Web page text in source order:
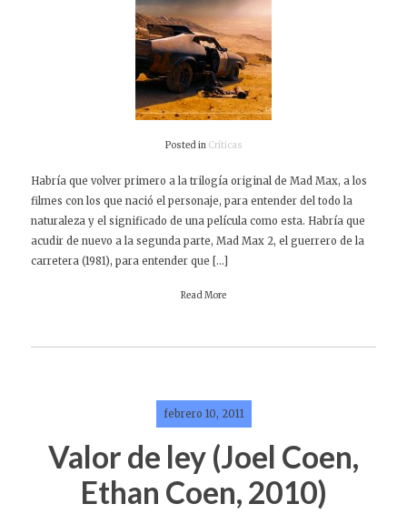
Posted in Críticas
Habría que volver primero a la trilogía original de Mad Max, a los
filmes con los que nació el personaje, para entender del todo la
naturaleza y el significado de una película como esta. Habría que
acudir de nuevo a la segunda parte, Mad Max 2, el guerrero de la
carretera (1981), para entender que […]
Read More
febrero 10, 2011
Valor de ley (Joel Coen,
Ethan Coen, 2010)